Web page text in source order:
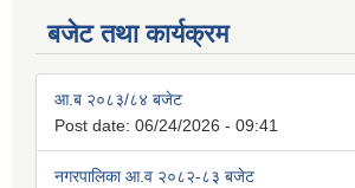
बजेट तथा कार्यक्रम
आ.ब २०८३/८४ बजेट
Post date: 06/24/2026 - 09:41
नगरपालिका आ.व २०८२-८३ बजेट